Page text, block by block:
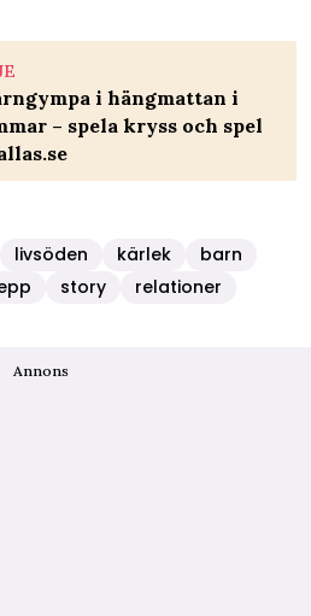
i hängmattan i
– spela kryss och spel
livsöden kärlek
barn
story relationer
Annons